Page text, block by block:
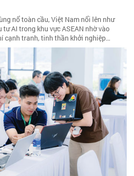
nổ toàn cầu, Việt Nam nổi lên như
tư AI trong khu vực ASEAN nhờ vào
cạnh tranh, tinh thần khởi nghiệp…